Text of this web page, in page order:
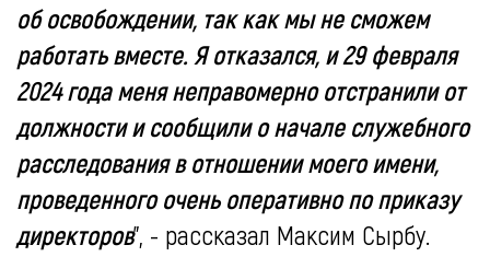
об освобождении, так как мы не сможем
работать вместе. Я отказался, и 29 февраля
2024 года меня неправомерно отстранили от
должности и сообщили о начале служебного
расследования в отношении моего имени,
проведенного очень оперативно по приказу
директоров", - рассказал Максим Сырбу.